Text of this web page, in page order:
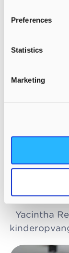
Preferences
Statistics
Marketing
INTERVIEW
‘Ik wilde
die vond
Yacintha